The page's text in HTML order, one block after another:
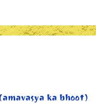
ka bhoot)